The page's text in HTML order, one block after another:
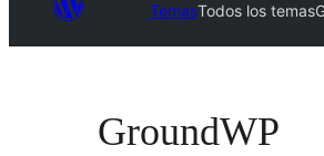
TemasTodos los temas
GroundWP